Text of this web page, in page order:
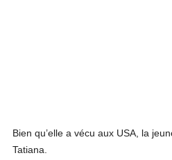
Bien qu’elle a vécu aux USA, la
Tatiana.